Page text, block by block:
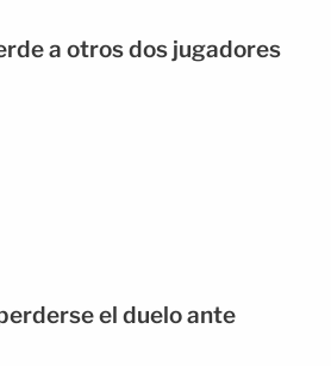
a otros dos jugadores
el duelo ante